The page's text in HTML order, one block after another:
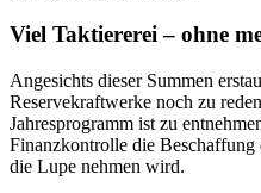
Viel Taktiererei – ohne
Angesichts dieser Summen
Reservekraftwerke noch zu
Jahresprogramm ist zu
Finanzkontrolle die Beschaffung
die Lupe nehmen wird.